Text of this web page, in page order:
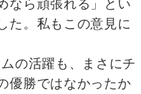
なら頑張れる」とい
た。私もこの意見に
の活躍も、まさにチ
優勝ではなかったか